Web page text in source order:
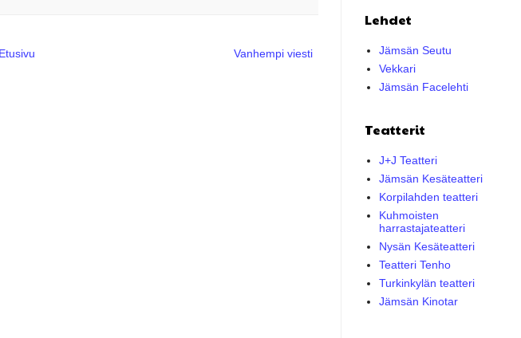
Vanhempi viesti
Etusivu
Lehdet
Jämsän Seutu
Vekkari
Jämsän Facelehti
Teatterit
J+J Teatteri
Jämsän Kesäteatteri
Korpilahden teatteri
Kuhmoisten
harrastajateatteri
Nysän Kesäteatteri
Teatteri Tenho
Turkinkylän teatteri
Jämsän Kinotar